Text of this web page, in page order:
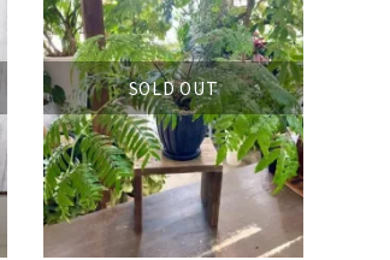
SOLD OUT